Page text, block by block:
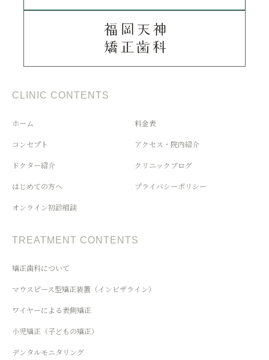
CLINIC CONTENTS
ホーム
コンセプト
ドクター紹介
はじめての方へ
オンライン初診相談
料金表
アクセス・院内紹介
クリニックブログ
プライバシーポリシー
TREATMENT CONTENTS
矯正歯科について
マウスピース型矯正装置（インビザライン）
ワイヤーによる表側矯正
小児矯正（子どもの矯正）
デンタルモニタリング